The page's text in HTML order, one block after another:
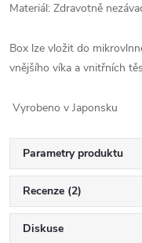
Materiál: Zdravotně
Box lze vložit do
vnějšího víka a vnitřních
Vyrobeno v Japonsku
Parametry produktu
Recenze (2)
Diskuse